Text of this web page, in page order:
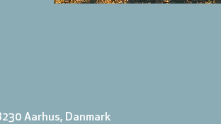
Aarhus, Danmark